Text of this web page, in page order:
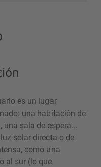
es un lugar
una habitación de
una sala de espera...
solar directa o de
como una
al sur (lo que